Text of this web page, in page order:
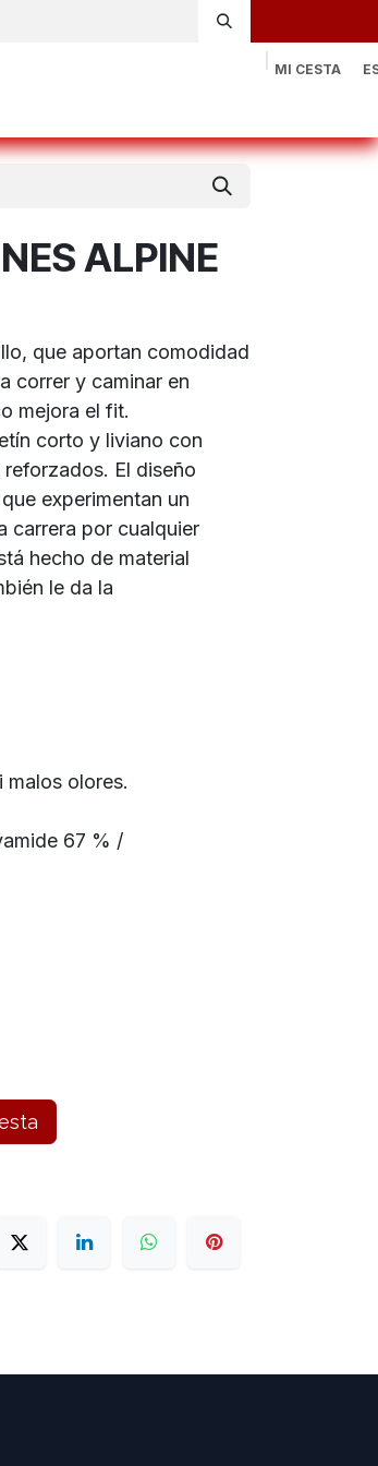
MI CESTA
ALPINE
que aportan comodidad
correr y caminar en
mejora el fit.
corto y liviano con
El diseño
experimentan un
carrera por cualquier
hecho de material
le da la
malos olores.
67 % /